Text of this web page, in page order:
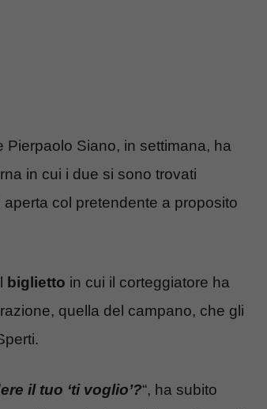
Pierpaolo Siano, in settimana, ha
in cui i due si sono trovati
col pretendente a proposito
biglietto in cui il corteggiatore ha
quella del campano, che gli
il tuo ‘ti voglio’?“, ha subito